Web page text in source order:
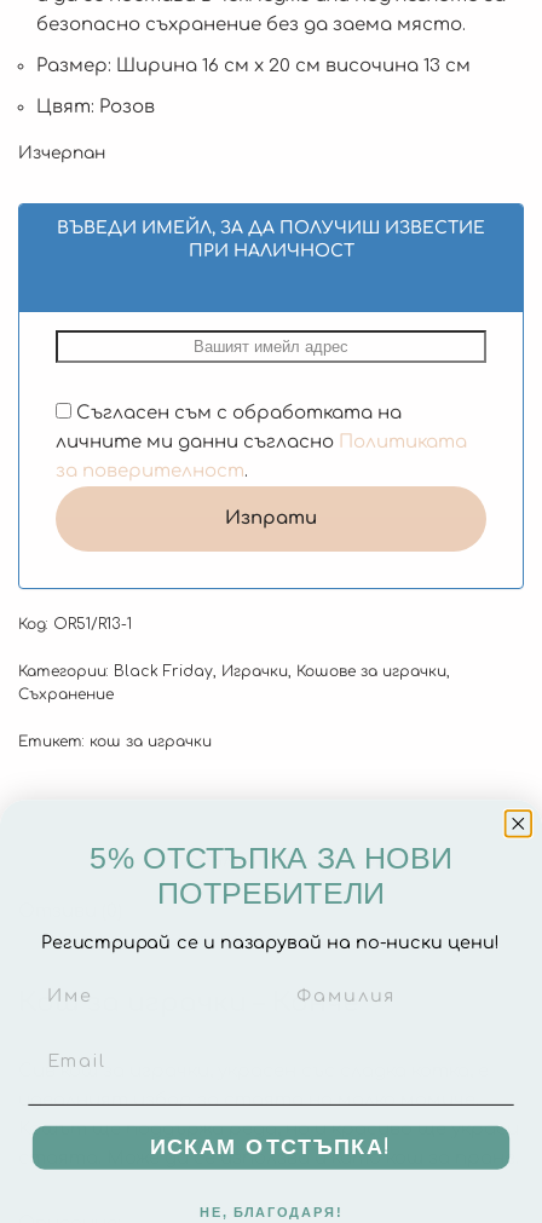
безопасно съхранение без да заема място.
Размер: Ширина 16 см х 20 см височина 13 см
Цвят: Розов
Изчерпан
ВЪВЕДИ ИМЕЙЛ, ЗА ДА ПОЛУЧИШ ИЗВЕСТИЕ
ПРИ НАЛИЧНОСТ
Съгласен съм с обработката на
личните ми данни съгласно Политиката
за поверителност.
Код: OR51/R13-1
Категории: Black Friday Играчки Кошове за играчки
Съхранение
Етикет: кош за играчки
Описание Допълнителна информация
Кош за играчки – Конче
Сив кош за играчки, украсен със сладка котка, е
идеалният избор за стаята на малко момиче.
Кошът ще поддържа реда, но и красиво ще украси
стаята. Може да се използва и като кош за пране.
5% ОТСТЪПКА ЗА НОВИ
ПОТРЕБИТЕЛИ
Регистрирай се и пазарувай на по-ниски цени!
ИСКАМ ОТСТЪПКА!
НЕ, БЛАГОДАРЯ!